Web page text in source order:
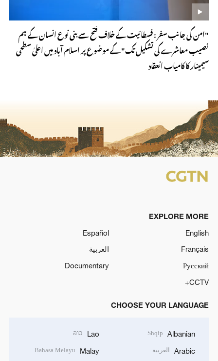
"امن کی جانب سفر : فسطائیت کے خلاف فتح سے بنی نوع انسان کے ہم
نصیب معاشرے کی تشکیل تک" کے موضوع پر اسلام آباد میں اعلیٰ سطحی
سیمینار کا کامیاب انعقاد
EXPLORE MORE
English
Español
Français
العربية
Русский
Documentary
CCTV+
CHOOSE YOUR LANGUAGE
Albanian
Shqip
Arabic العربية
Lao
ລາວ
Malay
Bahasa Melayu